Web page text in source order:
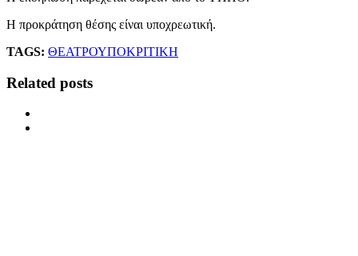
Η προκράτηση θέσης είναι υποχρεωτική.
TAGS: ΘΕΑΤΡΟΥΠΟΚΡΙΤΙΚΗ
Related posts